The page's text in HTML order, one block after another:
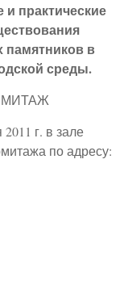
практические
памятников в
среды.
г. в зале
по адресу: